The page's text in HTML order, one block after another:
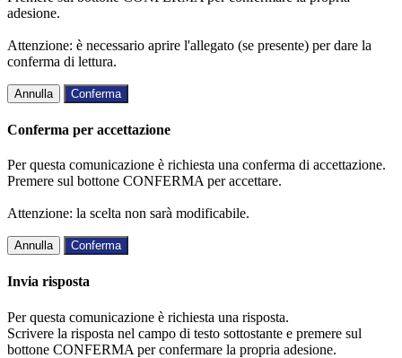
adesione.
Attenzione: è necessario aprire l'allegato (se presente) per dare la
conferma di lettura.
Annulla Conferma
Conferma per accettazione
Per questa comunicazione è richiesta una conferma di accettazione.
Premere sul bottone CONFERMA per accettare.
Attenzione: la scelta non sarà modificabile.
Annulla Conferma
Invia risposta
Per questa comunicazione è richiesta una risposta.
Scrivere la risposta nel campo di testo sottostante e premere sul
bottone CONFERMA per confermare la propria adesione.